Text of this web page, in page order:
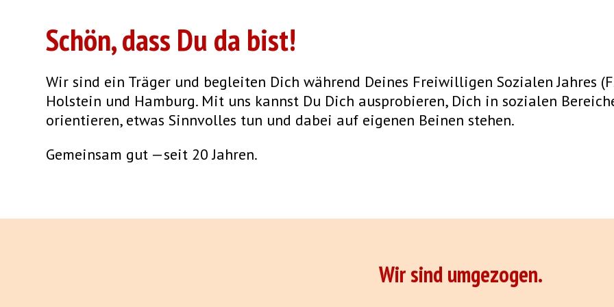
Schön, dass Du da bist!
Wir sind ein Träger und begleiten Dich während Deines Freiwilligen Sozialen Jahres
Holstein und Hamburg. Mit uns kannst Du Dich ausprobieren, Dich in sozialen
orientieren, etwas Sinnvolles tun und dabei auf eigenen Beinen stehen.
Gemeinsam gut —seit 20 Jahren.
Wir sind umgezogen.